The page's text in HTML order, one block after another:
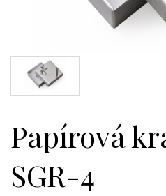
Papírová
SGR-4